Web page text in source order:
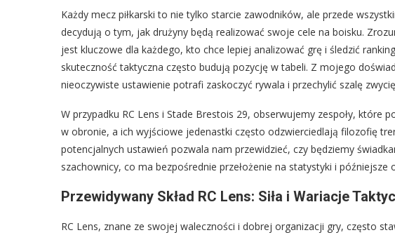
Każdy mecz piłkarski to nie tylko starcie zawodników, ale przede
decydują o tym, jak drużyny będą realizować swoje cele na boisku.
jest kluczowe dla każdego, kto chce lepiej analizować grę i śledzić
skuteczność taktyczna często budują pozycję w tabeli. Z mojego
nieoczywiste ustawienie potrafi zaskoczyć rywala i przechylić szalę
W przypadku RC Lens i Stade Brestois 29, obserwujemy zespoły, które
w obronie, a ich wyjściowe jedenastki często odzwierciedlają filozofię
potencjalnych ustawień pozwala nam przewidzieć, czy będziemy
szachownicy, co ma bezpośrednie przełożenie na statystyki i późniejsze
Przewidywany Skład RC Lens: Siła i Wariacje
RC Lens, znane ze swojej waleczności i dobrej organizacji gry, często